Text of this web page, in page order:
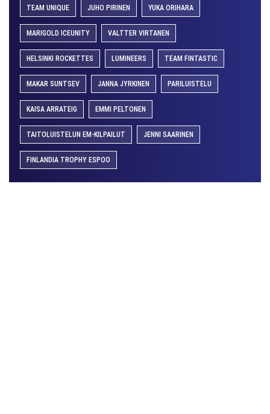
TEAM UNIQUE JUHO PIRINEN YUKA ORIHARA
MARIGOLD ICEUNITY VALTTER VIRTANEN
HELSINKI ROCKETTES LUMINEERS TEAM FINTASTIC
MAKAR SUNTSEV JANNA JYRKINEN PARILUISTELU
KAISA ARRATEIG EMMI PELTONEN
TAITOLUISTELUN EM-KILPAILUT JENNI SAARINEN
FINLANDIA TROPHY ESPOO